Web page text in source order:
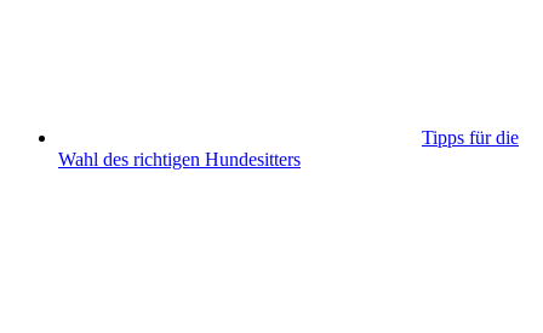
Tipps für die
Wahl des richtigen Hundesitters